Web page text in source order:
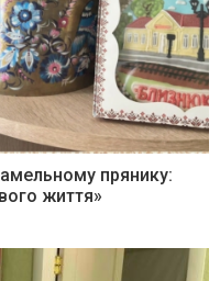
прянику:
життя»